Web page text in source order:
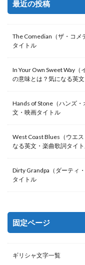
最近の投稿
The Comedian（ザ・コメ
タイトル
In Your Own Sweet Way
の意味とは？気になる英
Hands of Stone（ハンズ
文・映画タイトル
West Coast Blues（ウエ
なる英文・楽曲歌詞タイ
Dirty Grandpa（ダーティ
タイトル
固定ページ
ギリシャ文字一覧